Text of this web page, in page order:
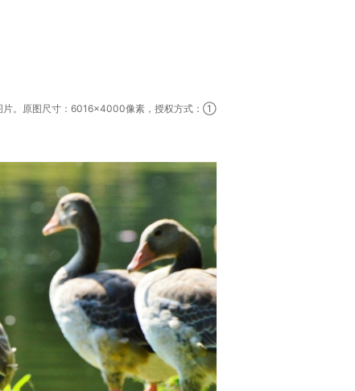
片。原图尺寸：6016×4000像素，授权方式：①